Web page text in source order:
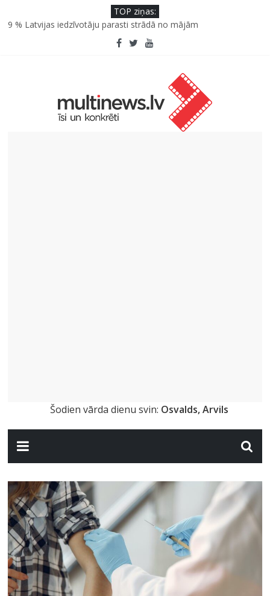
TOP ziņas:
9 % Latvijas iedzīvotāju parasti strādā no mājām
Septiņas profesijas, kas izturēs mākslīgā intelekta laikmetu
Kāpēc padomju militāro mantojumu ir svarīgi izprast arī šodien
Kad bērns atsakās no dārzeņiem: padomi un receptes, kas var
SPF rokasgrāmata ikdienai un atvaļinājumu laikam – konsultē
Šodien vārda dienu svin: Osvalds, Arvils